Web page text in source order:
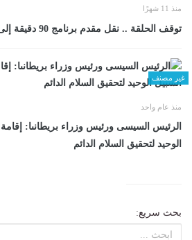
منذ 11 شهرًا
توقف الحلقة .. نقل مقدم برنامج 90 دقيقة إلى المستشفى في وعكة
غير مصنف
منذ عام واحد
الرئيس السيسى ورئيس وزراء بريطانىا: إقامة
الوحيد لتحقيق السلام الدائم
بحث سريع: